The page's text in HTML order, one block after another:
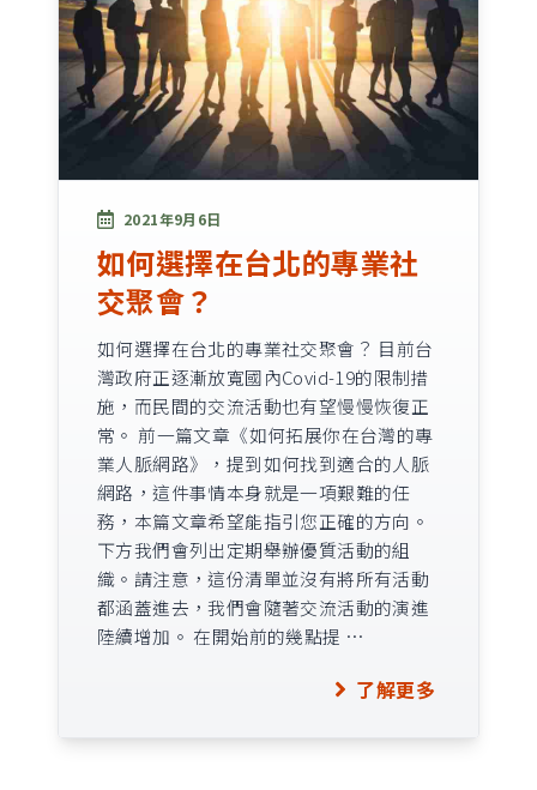
2021年9月6日
如何選擇在台北的專業社
交聚會？
如何選擇在台北的專業社交聚會？ 目前台
灣政府正逐漸放寬國內Covid-19的限制措
施，而民間的交流活動也有望慢慢恢復正
常。 前一篇文章《如何拓展你在台灣的專
業人脈網路》，提到如何找到適合的人脈
網路，這件事情本身就是一項艱難的任
務，本篇文章希望能指引您正確的方向。
下方我們會列出定期舉辦優質活動的組
織。請注意，這份清單並沒有將所有活動
都涵蓋進去，我們會隨著交流活動的演進
陸續增加。 在開始前的幾點提 …
了解更多